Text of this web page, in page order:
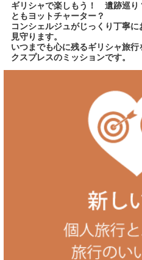
ギリシャで楽しもう！ 遺跡巡
ともヨットチャーター？
コンシェルジュがじっくり丁寧
見守ります。
いつまでも心に残るギリシャ旅
クスプレスのミッションです。